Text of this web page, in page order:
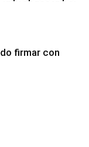
firmar con